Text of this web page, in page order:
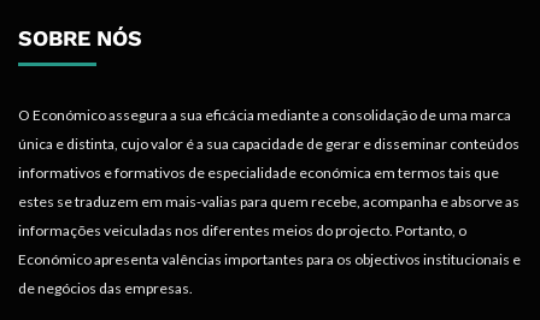
SOBRE NÓS
O Económico assegura a sua eficácia mediante a consolidação de uma marca
única e distinta, cujo valor é a sua capacidade de gerar e disseminar conteúdos
informativos e formativos de especialidade económica em termos tais que
estes se traduzem em mais-valias para quem recebe, acompanha e absorve as
informações veiculadas nos diferentes meios do projecto. Portanto, o
Económico apresenta valências importantes para os objectivos institucionais e
de negócios das empresas.